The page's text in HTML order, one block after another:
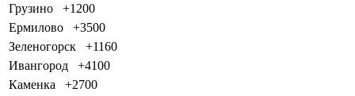
Грузино
+1200
Ермилово
+3500
Зеленогорск
+1160
Ивангород
+4100
Каменка
+2700